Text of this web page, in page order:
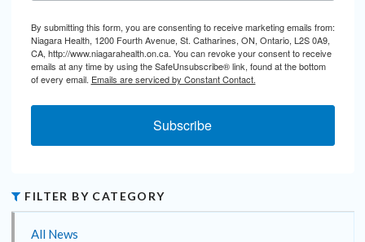
By submitting this form, you are consenting to receive marketing emails from:
Niagara Health, 1200 Fourth Avenue, St. Catharines, ON, Ontario, L2S 0A9,
CA, http://www.niagarahealth.on.ca. You can revoke your consent to receive
emails at any time by using the SafeUnsubscribe® link, found at the bottom
of every email. Emails are serviced by Constant Contact.
Subscribe
FILTER BY CATEGORY
All News